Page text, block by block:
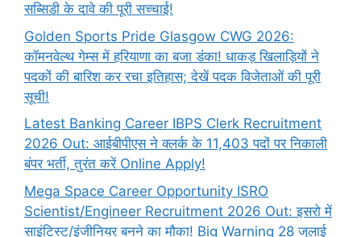
सब्सिडी के दावे की पूरी सच्चाई!
Golden Sports Pride Glasgow CWG 2026:
कॉमनवेल्थ गेम्स में हरियाणा का बजा डंका! धाकड़ खिलाड़ियों ने
पदकों की बारिश कर रचा इतिहास; देखें पदक विजेताओं की पूरी
सूची!
Latest Banking Career IBPS Clerk Recruitment
2026 Out: आईबीपीएस ने क्लर्क के 11,403 पदों पर निकाली
बंपर भर्ती, तुरंत करें Online Apply!
Mega Space Career Opportunity ISRO
Scientist/Engineer Recruitment 2026 Out: इसरो में
साइंटिस्ट/इंजीनियर बनने का मौका! Big Warning 28 जुलाई